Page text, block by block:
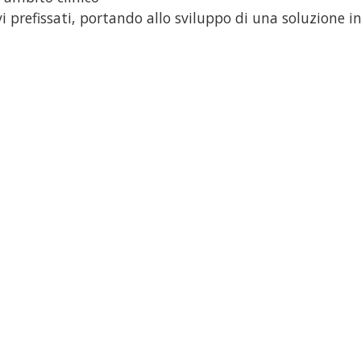
prefissati, portando allo sviluppo di una soluzione